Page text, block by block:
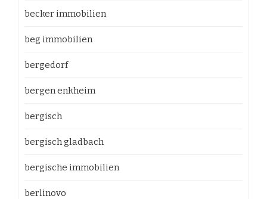
becker immobilien
beg immobilien
bergedorf
bergen enkheim
bergisch
bergisch gladbach
bergische immobilien
berlinovo